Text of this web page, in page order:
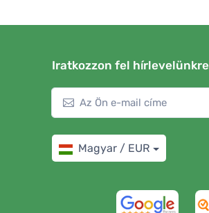
Iratkozzon fel hírlevelünkre
Magyar / EUR